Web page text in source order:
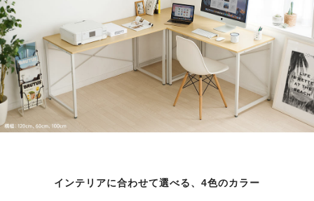
インテリアに合わせて選べる、4色のカラー